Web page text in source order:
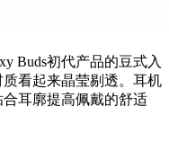
Buds初代产品的豆式入
看起来晶莹剔透。耳机
耳廓提高佩戴的舒适